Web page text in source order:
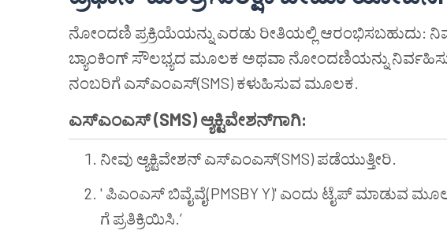
ನೋಂದಣಿ ಪ್ರಕ್ರಿಯೆಯನ್ನು ಎರಡು ರೀತಿಯಲ್ಲಿ ಆರಂಭಿಸಬಹುದು:
ಬ್ಯಾಂಕಿಂಗ್ ಸೌಲಭ್ಯದ ಮೂಲಕ ಅಥವಾ ನೋಂದಣಿಯನ್ನು
ನಂಬರಿಗೆ ಎಸ್ಎಂಎಸ್(SMS) ಕಳುಹಿಸುವ ಮೂಲಕ.
ಎಸ್ಎಂಎಸ್ (SMS) ಆ್ಯಕ್ಟಿವೇಶನ್‌ಗಾಗಿ:
ನೀವು ಆ್ಯಕ್ಟಿವೇಶನ್ ಎಸ್ಎಂಎಸ್(SMS) ಪಡೆಯುತ್ತೀರಿ.
' ಪಿಎಂಎಸ್ ಬಿವೈವೈ(PMSBY Y)' ಎಂದು ಟೈಪ್ ಮಾಡುವ
ಗೆ ಪ್ರತಿಕ್ರಿಯಿಸಿ.’